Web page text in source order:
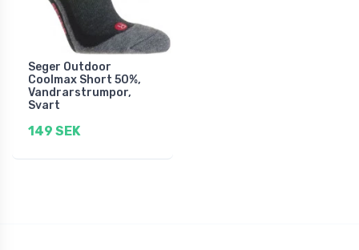
Seger Outdoor
Coolmax Short 50%,
Vandrarstrumpor,
Svart
149 SEK